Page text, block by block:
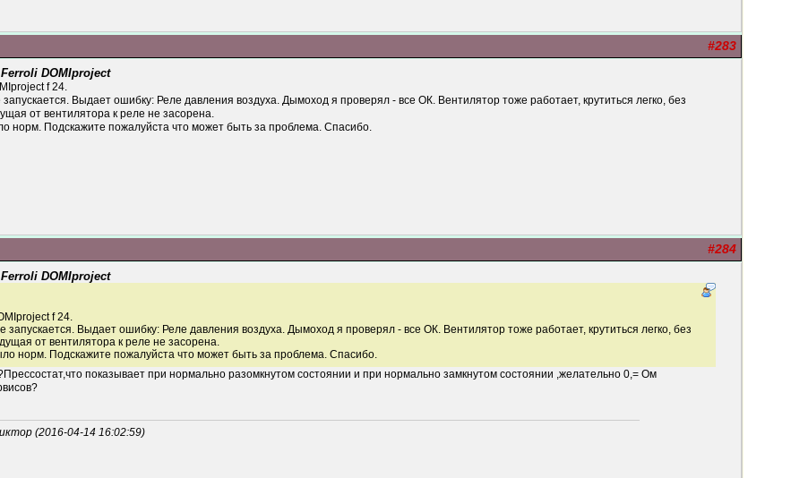
#283
DOMIproject
f 24.
Выдает ошибку: Реле давления воздуха. Дымоход я проверял - все ОК. Вентилятор тоже работает, крутиться легко, без
от вентилятора к реле не засорена.
норм. Подскажите пожалуйста что может быть за проблема. Спасибо.
#284
DOMIproject
f 24.
запускается. Выдает ошибку: Реле давления воздуха. Дымоход я проверял - все ОК. Вентилятор тоже работает, крутиться легко, без
от вентилятора к реле не засорена.
норм. Подскажите пожалуйста что может быть за проблема. Спасибо.
показывает при нормально разомкнутом состоянии и при нормально замкнутом состоянии ,желательно 0,= Ом
(2016-04-14 16:02:59)